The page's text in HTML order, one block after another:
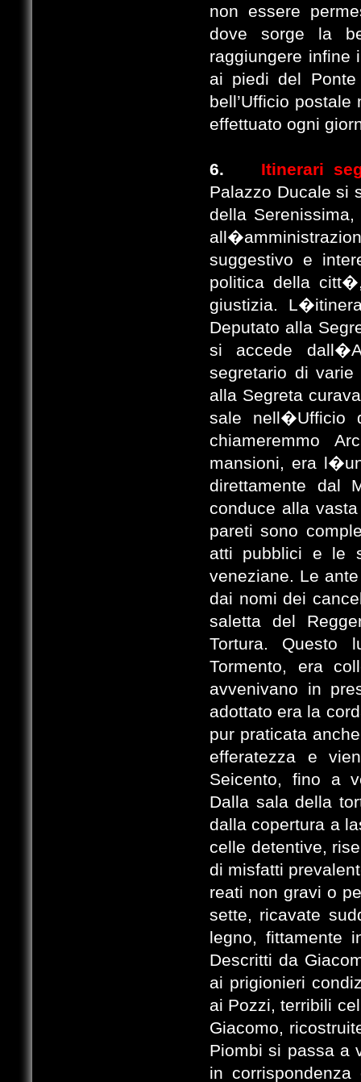
non essere
dove sorge la
raggiungere infine
ai piedi del
bell’Ufficio
effettuato ogni
6.
Itinerari
Palazzo Ducale si
della
suggestivo e
politica della
giustizia.
Deputato alla
si accede
segretario di varie
alla Segreta
sale nell�Ufficio
chiameremmo
mansioni, era
direttamente dal
conduce alla
pareti sono
atti pubblici e le
veneziane. Le
dai nomi dei
saletta del
Tortura. Questo
Tormento, era
avvenivano in
adottato era la
pur praticata
efferatezza e
Seicento, fino a
Dalla sala della
dalla copertura a
celle detentive,
di misfatti
reati non gravi o
sette, ricavate
legno, fittamente
Descritti da
ai prigionieri
ai Pozzi, terribili
Giacomo,
Piombi si passa a
in